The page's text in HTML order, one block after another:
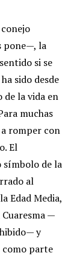
pone—, la
si se
sido desde
la vida en
muchas
romper con
El
símbolo de la
al
Edad Media,
—
y
como parte